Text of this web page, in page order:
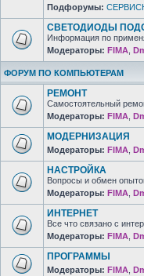
Подфорумы:
СВЕТОДИОДЫ
Информация по
Модераторы: FIMA
ФОРУМ ПО КОМПЬЮТЕРАМ
РЕМОНТ
Самостоятельный
Модераторы: FIMA
МОДЕРНИЗАЦИЯ
Модераторы: FIMA
НАСТРОЙКА
Вопросы и обмен
Модераторы: FIMA
ИНТЕРНЕТ
Все что связано с
Модераторы: FIMA
ПРОГРАММЫ
Модераторы: FIMA